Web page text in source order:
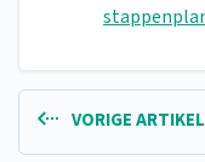
VORIGE ARTIKEL